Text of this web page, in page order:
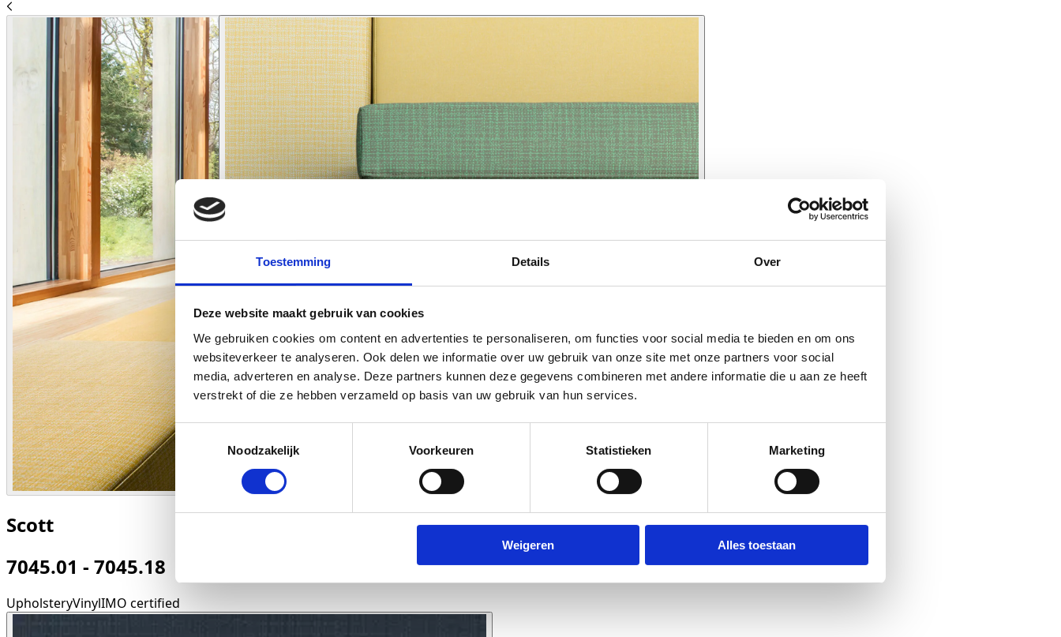
Toestemming Details Over
Deze website maakt gebruik van cookies
We gebruiken cookies om content en advertenties te personaliseren, om functies voor social media te bieden en om ons
websiteverkeer te analyseren. Ook delen we informatie over uw gebruik van onze site met onze partners voor social
media, adverteren en analyse. Deze partners kunnen deze gegevens combineren met andere informatie die u aan ze heeft
verstrekt of die ze hebben verzameld op basis van uw gebruik van hun services.
Toestemmingsselectie
Noodzakelijk
Voorkeuren Statistieken Marketing
Weigeren Alles toestaan
Scott
7045.01 - 7045.18
UpholsteryVinylIMO certified